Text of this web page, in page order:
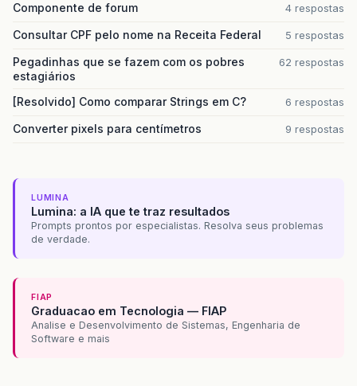
Componente de forum 4 respostas
Consultar CPF pelo nome na Receita Federal 5 respostas
Pegadinhas que se fazem com os pobres
estagiários
62 respostas
[Resolvido] Como comparar Strings em C? 6 respostas
Converter pixels para centímetros 9 respostas
LUMINA
Lumina: a IA que te traz resultados
Prompts prontos por especialistas. Resolva seus problemas
de verdade.
FIAP
Graduacao em Tecnologia — FIAP
Analise e Desenvolvimento de Sistemas, Engenharia de
Software e mais